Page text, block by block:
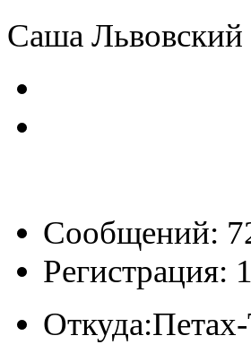
Саша Львовский
Сообщений:
Регистрация:
Откуда: